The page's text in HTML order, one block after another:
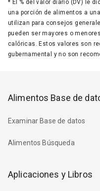
* El % del valor diario (DV) le
una porción de alimentos a
utilizan para consejos
pueden ser mayores o
calóricas. Estos valores son
gubernamental y no son
Alimentos Base de
Examinar Base de datos
Alimentos Búsqueda
Aplicaciones y Libros